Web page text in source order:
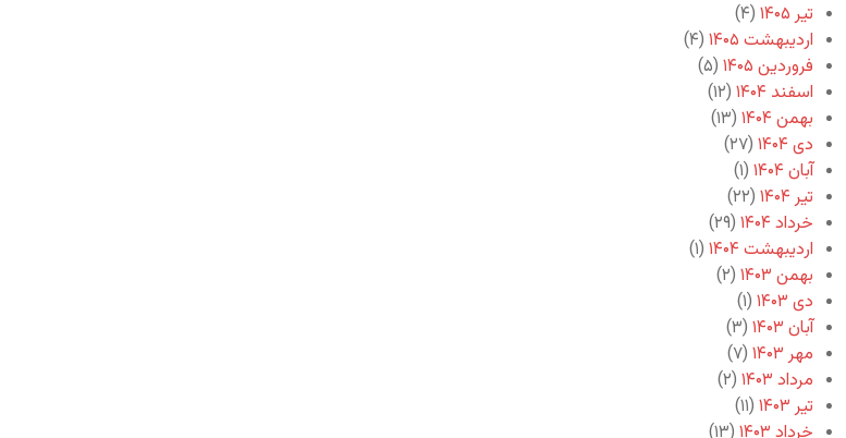
تیر ۱۴۰۵
(۴)
اردیبهشت ۱۴۰۵
(۴)
فروردین ۱۴۰۵
(۵)
اسفند ۱۴۰۴
(۱۲)
بهمن ۱۴۰۴
(۱۳)
دی ۱۴۰۴
(۲۷)
آبان ۱۴۰۴
(۱)
تیر ۱۴۰۴
(۲۲)
خرداد ۱۴۰۴
(۲۹)
اردیبهشت ۱۴۰۴
(۱)
بهمن ۱۴۰۳
(۲)
دی ۱۴۰۳
(۱)
آبان ۱۴۰۳
(۳)
مهر ۱۴۰۳
(۷)
مرداد ۱۴۰۳
(۲)
تیر ۱۴۰۳
(۱۱)